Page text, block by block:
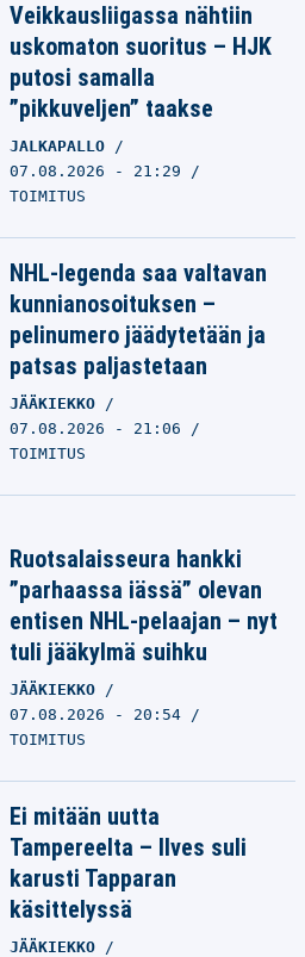
Veikkausliigassa nähtiin
uskomaton suoritus – HJK
putosi samalla
”pikkuveljen” taakse
JALKAPALLO
07.08.2026 - 21:29
TOIMITUS
NHL-legenda saa valtavan
kunnianosoituksen –
pelinumero jäädytetään ja
patsas paljastetaan
JÄÄKIEKKO
07.08.2026 - 21:06
TOIMITUS
Ruotsalaisseura hankki
”parhaassa iässä” olevan
entisen NHL-pelaajan – nyt
tuli jääkylmä suihku
JÄÄKIEKKO
07.08.2026 - 20:54
TOIMITUS
Ei mitään uutta
Tampereelta – Ilves suli
karusti Tapparan
käsittelyssä
JÄÄKIEKKO